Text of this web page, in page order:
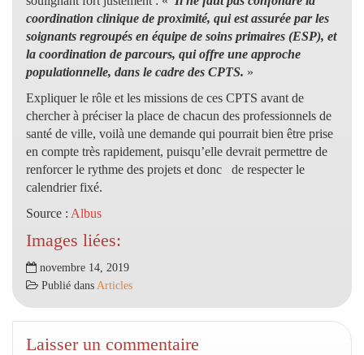
coordination clinique de proximité, qui est assurée par les
soignants regroupés en équipe de soins primaires (ESP), et
la coordination de parcours, qui offre une approche
populationnelle, dans le cadre des CPTS. »
Expliquer le rôle et les missions de ces CPTS avant de
chercher à préciser la place de chacun des professionnels de
santé de ville, voilà une demande qui pourrait bien être prise
en compte très rapidement, puisqu’elle devrait permettre de
renforcer le rythme des projets et donc de respecter le
calendrier fixé.
Source : Albus
Images liées:
novembre 14, 2019
Publié dans Articles
Laisser un commentaire